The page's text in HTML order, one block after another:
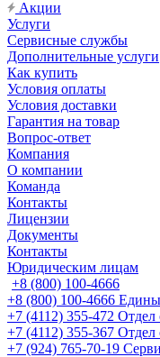
Акции
Услуги
Сервисные службы
Дополнительные услуги
Как купить
Условия оплаты
Условия доставки
Гарантия на товар
Вопрос-ответ
Компания
О компании
Команда
Контакты
Лицензии
Документы
Контакты
Юридическим лицам
+8 (800) 100-4666
+8 (800) 100-4666
+7 (4112) 355-472 Отдел
+7 (4112) 355-367 Отдел
+7 (924) 765-70-19